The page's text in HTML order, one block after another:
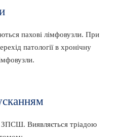
пахові лімфовузли. При
патології в хронічну
Виявляється тріадою